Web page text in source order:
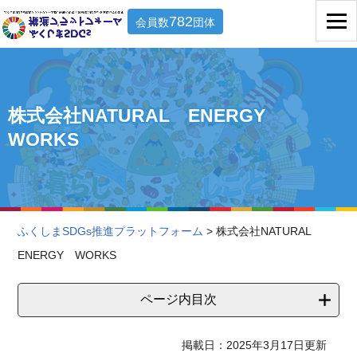
会員数782団体
株式会社NATURAL ENERGY
WORKS
ふくしまSDGs推進プラットフォーム > 株式会社NATURAL
ENERGY WORKS
ページ内目次
掲載日：2025年3月17日更新